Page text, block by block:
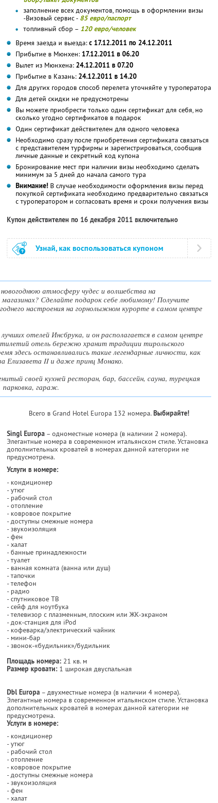
заполнение всех документов, помощь в оформлении визы
-Визовый сервис - 85 евро/паспорт
топливный сбор – 120 евро/человек
Время заезда и выезда: с 17.12.2011 по 24.12.2011
Прибытие в Мюнхен: 17.12.2011 в 06.20
Вылет из Мюнхена: 24.12.2011 в 07.20
Прибытие в Казань: 24.12.2011 в 14.20
Для других городов способ перелета уточняйте у туроператора
Для детей скидки не предусмотрены
Вы можете приобрести только один сертификат для себя, но
сколько угодно сертификатов в подарок
Один сертификат действителен для одного человека
Необходимо сразу после приобретения сертификата связаться
с представителем турфирмы и зарегистрироваться, сообщив
личные данные и секретный код купона
Бронирование мест при наличии визы необходимо сделать
минимум за 5 дней до начала самого тура
Внимание! В случае необходимости оформления визы перед
покупкой сертификата необходимо предварительно связаться
с туроператором и согласовать время и сроки получения визы
Купон действителен по 16 декабря 2011 включительно
Узнай, как воспользоваться купоном
атмосферу чудес и волшебства на
Сделайте подарок себе любимому! Получите
настроения на горнолыжном курорте в самом центре
отелей Инсбрука, и он располагается в самом центре
отель бережно хранит традиции тирольского
здесь останавливались такие легендарные личности, как
Елизавета II и даже принц Монако.
своей кухней ресторан, бар, бассейн, сауна, турецкая
парковка, гараж.
Всего в Grand Hotel Europa 132 номера.Выбирайте!
Singl Europa – одноместные номера (в наличии 2 номера).
Элегантные номера в современном итальянском стиле. Установка
дополнительных кроватей в номерах данной категории не
предусмотрена.
Услуги в номере:
- кондиционер
- утюг
- рабочий стол
- отопление
- ковровое покрытие
- доступны смежные номера
- звукоизоляция
- фен
- халат
- банные принадлежности
- туалет
- ванная комната (ванна или душ)
- тапочки
- телефон
- радио
- спутниковое ТВ
- сейф для ноутбука
- телевизор с плазменным, плоским или ЖК-экраном
- док-станция для iPod
- кофеварка/электрический чайник
- мини-бар
- звонок-«будильник»/будильник
Площадь номера: 21 кв. м
Размер кровати: 1 широкая двуспальная
Dbl Europa – двухместные номера (в наличии 4 номера).
Элегантные номера в современном итальянском стиле. Установка
дополнительных кроватей в номерах данной категории не
предусмотрена.
Услуги в номере:
- кондиционер
- утюг
- рабочий стол
- отопление
- ковровое покрытие
- доступны смежные номера
- звукоизоляция
- фен
- халат